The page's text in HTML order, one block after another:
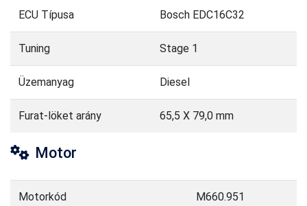
ECU Típusa Bosch EDC16C32
Tuning Stage 1
Üzemanyag Diesel
Furat-löket arány 65,5 X 79,0 mm
Motor
Motorkód M660.951